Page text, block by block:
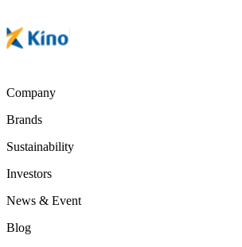
Company
Brands
Sustainability
Investors
News & Event
Blog